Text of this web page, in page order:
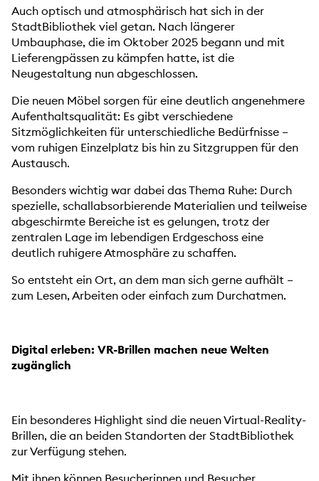
Auch optisch und atmosphärisch hat sich in der
StadtBibliothek viel getan. Nach längerer
Umbauphase, die im Oktober 2025 begann und mit
Lieferengpässen zu kämpfen hatte, ist die
Neugestaltung nun abgeschlossen.
Die neuen Möbel sorgen für eine deutlich angenehmere
Aufenthaltsqualität: Es gibt verschiedene
Sitzmöglichkeiten für unterschiedliche Bedürfnisse –
vom ruhigen Einzelplatz bis hin zu Sitzgruppen für den
Austausch.
Besonders wichtig war dabei das Thema Ruhe: Durch
spezielle, schallabsorbierende Materialien und teilweise
abgeschirmte Bereiche ist es gelungen, trotz der
zentralen Lage im lebendigen Erdgeschoss eine
deutlich ruhigere Atmosphäre zu schaffen.
So entsteht ein Ort, an dem man sich gerne aufhält –
zum Lesen, Arbeiten oder einfach zum Durchatmen.
Digital erleben: VR-Brillen machen neue Welten
zugänglich
Ein besonderes Highlight sind die neuen Virtual-Reality-
Brillen, die an beiden Standorten der StadtBibliothek
zur Verfügung stehen.
Mit ihnen können Besucherinnen und Besucher